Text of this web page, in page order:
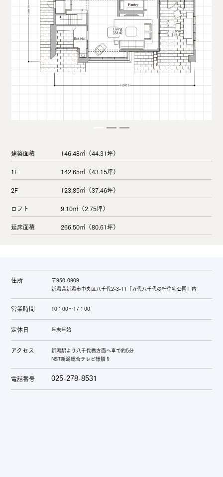
建築面積
146.48㎡（44.31坪）
1F
142.65㎡（43.15坪）
2F
123.85㎡（37.46坪）
ロフト
9.10㎡（2.75坪）
延床面積
266.50㎡（80.61坪）
住所
〒950-0909
新潟県新潟市中央区八千代2-3-11「万代八千代の杜住宅公園」内
営業時間 10：00～17：00
定休日 年末年始
アクセス
新潟駅より八千代橋方面へ車で約5分
NST新潟総合テレビ様隣り
電話番号 025-278-8531